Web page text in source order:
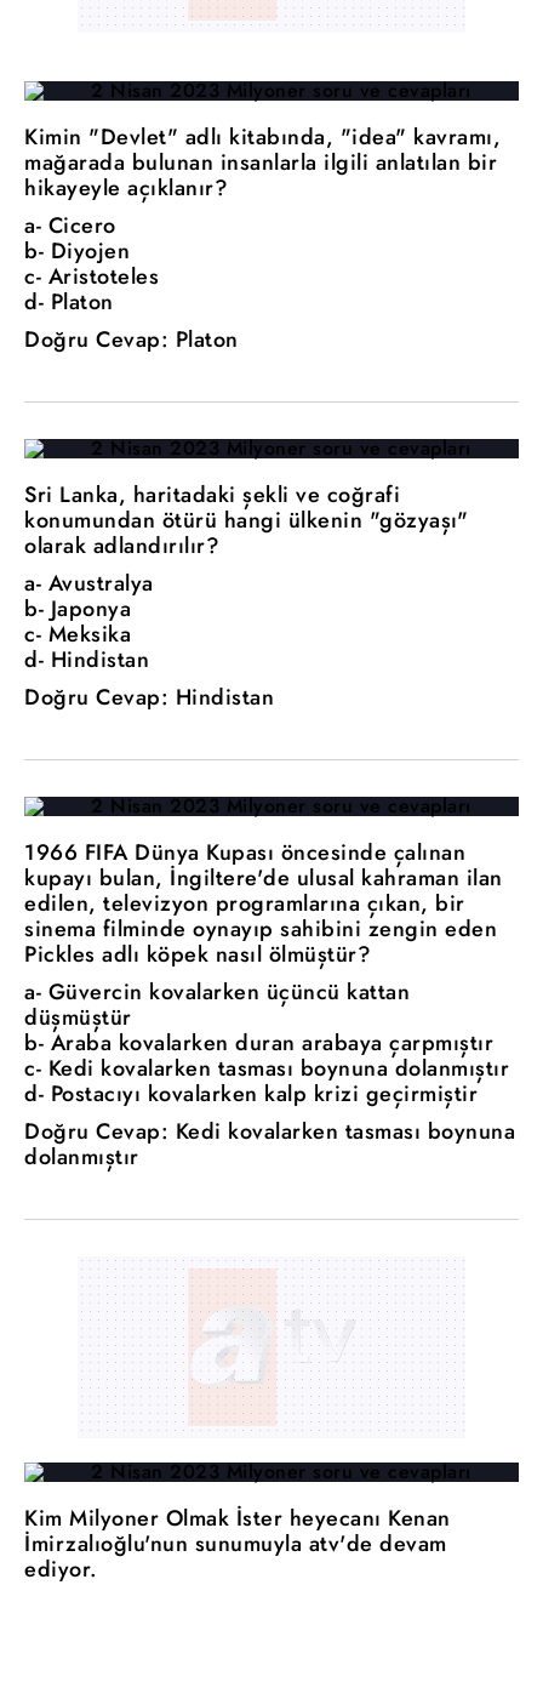
Kimin "Devlet" adlı kitabında, "idea" kavramı,
mağarada bulunan insanlarla ilgili anlatılan bir
hikayeyle açıklanır?
a- Cicero
b- Diyojen
c- Aristoteles
d- Platon
Doğru Cevap: Platon
Sri Lanka, haritadaki şekli ve coğrafi
konumundan ötürü hangi ülkenin "gözyaşı"
olarak adlandırılır?
a- Avustralya
b- Japonya
c- Meksika
d- Hindistan
Doğru Cevap: Hindistan
1966 FIFA Dünya Kupası öncesinde çalınan
kupayı bulan, İngiltere'de ulusal kahraman ilan
edilen, televizyon programlarına çıkan, bir
sinema filminde oynayıp sahibini zengin eden
Pickles adlı köpek nasıl ölmüştür?
a- Güvercin kovalarken üçüncü kattan
düşmüştür
b- Araba kovalarken duran arabaya çarpmıştır
c- Kedi kovalarken tasması boynuna dolanmıştır
d- Postacıyı kovalarken kalp krizi geçirmiştir
Doğru Cevap: Kedi kovalarken tasması boynuna
dolanmıştır
Kim Milyoner Olmak İster heyecanı Kenan
İmirzalıoğlu'nun sunumuyla atv'de devam
ediyor.